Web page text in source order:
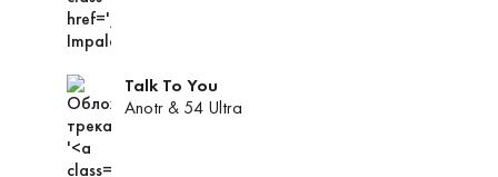
позиции
Talk To You
Anotr& 54 Ultra